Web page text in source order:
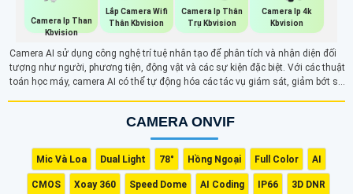
Camera Ip Than
Kbvision
Lắp Camera Wifi
Thân Kbvision
Camera Ip Thân
Trụ Kbvision
Camera Ip 4k
Kbvision
Camera AI sử dụng công nghệ trí tuệ nhân tạo để phân tích và nhận diện đối
tượng như người, phương tiện, động vật và các sự kiện đặc biệt. Với các thuật
toán học máy, camera AI có thể tự động hóa các tác vụ giám sát, giảm bớt sự
CAMERA ONVIF
Mic Và Loa Dual Light 78° Hồng Ngoại Full Color AI
CMOS Xoay 360 Speed Dome AI Coding IP66 3D DNR